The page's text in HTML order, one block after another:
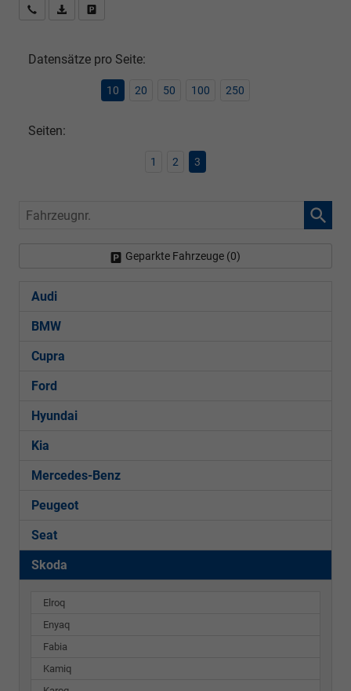
Rückrufbitte absenden
PDF-Datei, Fahrzeugexposé drucken
Datensätze pro Seite:
10 20 50 100 250
Seiten:
1 2 3
Fahrzeugnr.
Geparkte Fahrzeuge (0)
Audi
BMW
Cupra
Ford
Hyundai
Kia
Mercedes-Benz
Peugeot
Seat
Skoda
Elroq
Enyaq
Fabia
Kamiq